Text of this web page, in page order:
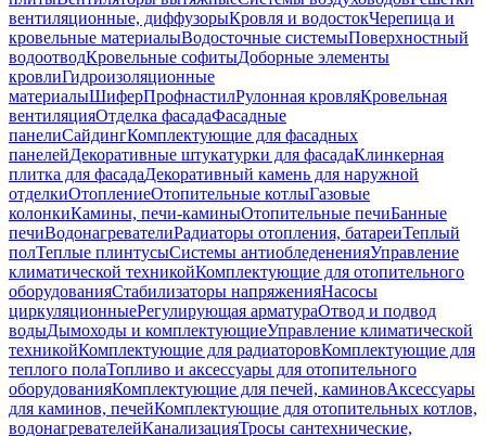
вентиляционные, диффузорыКровля и водостокЧерепица и
кровельные материалыВодосточные системыПоверхностный
водоотводКровельные софитыДоборные элементы
кровлиГидроизоляционные
материалыШиферПрофнастилРулонная кровляКровельная
вентиляцияОтделка фасадаФасадные
панелиСайдингКомплектующие для фасадных
панелейДекоративные штукатурки для фасадаКлинкерная
плитка для фасадаДекоративный камень для наружной
отделкиОтоплениеОтопительные котлыГазовые
колонкиКамины, печи-каминыОтопительные печиБанные
печиВодонагревателиРадиаторы отопления, батареиТеплый
полТеплые плинтусыСистемы антиобледененияУправление
климатической техникойКомплектующие для отопительного
оборудованияСтабилизаторы напряженияНасосы
циркуляционныеРегулирующая арматураОтвод и подвод
водыДымоходы и комплектующиеУправление климатической
техникойКомплектующие для радиаторовКомплектующие для
теплого полаТопливо и аксессуары для отопительного
оборудованияКомплектующие для печей, каминовАксессуары
для каминов, печейКомплектующие для отопительных котлов,
водонагревателейКанализацияТросы сантехнические,